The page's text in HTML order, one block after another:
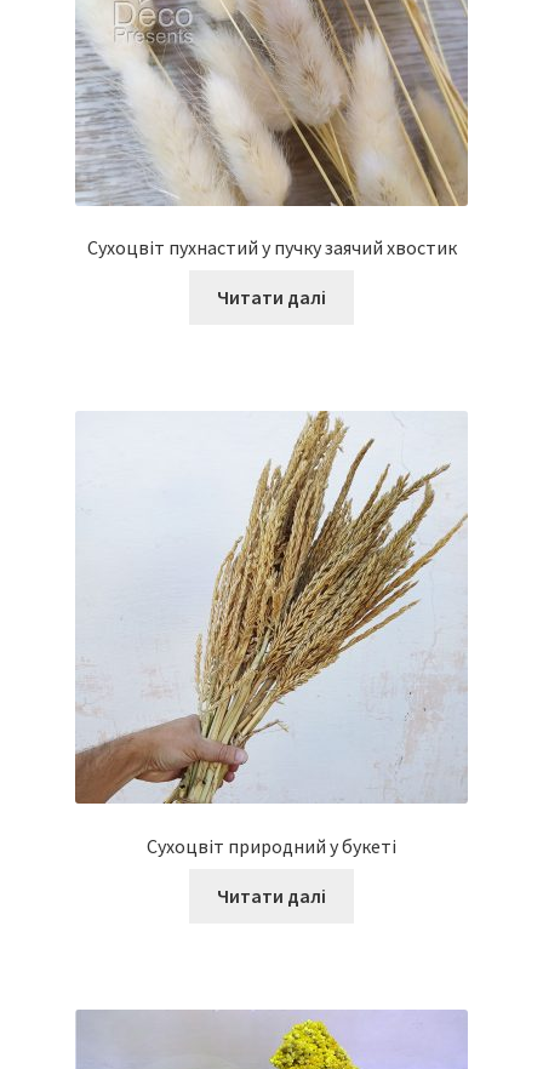
Сухоцвіт пухнастий у пучку заячий хвостик
Читати далі
Сухоцвіт природний у букеті
Читати далі